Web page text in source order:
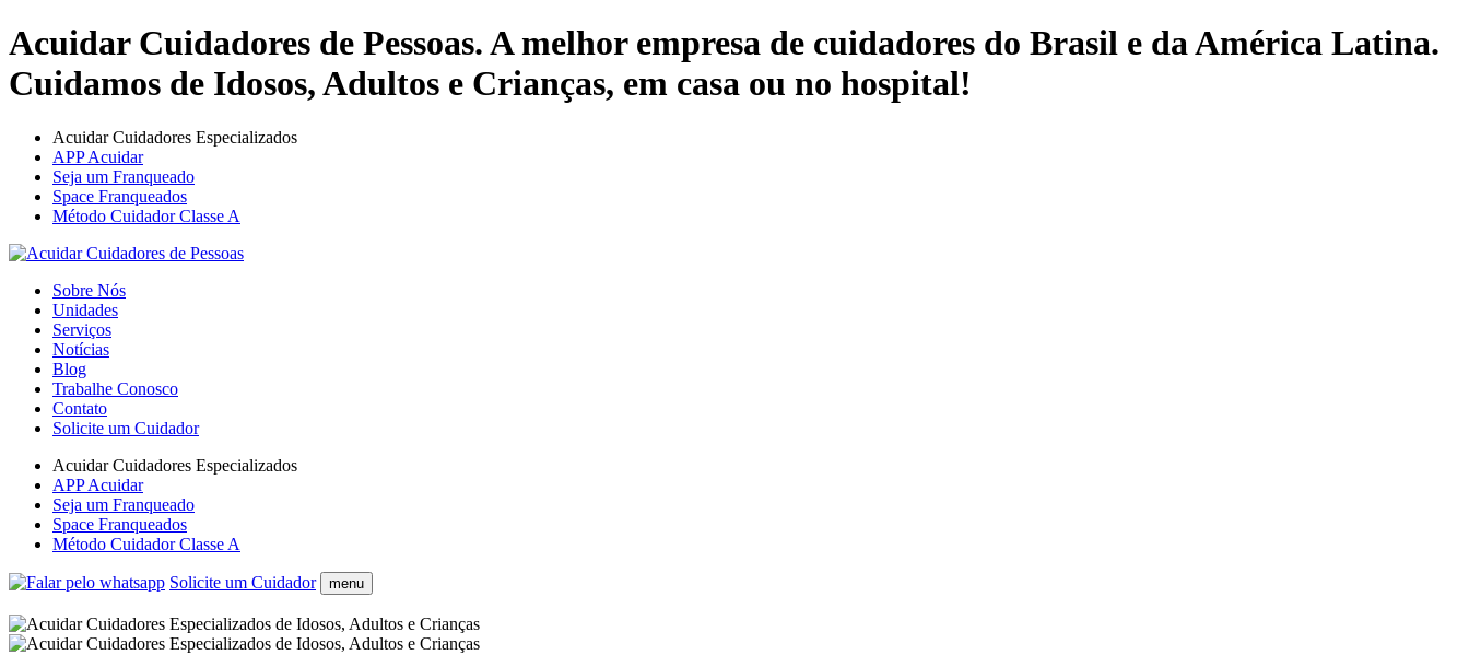
Acuidar Cuidadores de Pessoas. A melhor empresa de cuidadores do Brasil e da América Latina.
Cuidamos de Idosos, Adultos e Crianças, em casa ou no hospital!
Acuidar Cuidadores Especializados
APP Acuidar
Seja um Franqueado
Space Franqueados
Método Cuidador Classe A
Sobre Nós
Unidades
Serviços
Notícias
Blog
Trabalhe Conosco
Contato
Solicite um Cuidador
Acuidar Cuidadores Especializados
APP Acuidar
Seja um Franqueado
Space Franqueados
Método Cuidador Classe A
Solicite um Cuidador menu